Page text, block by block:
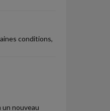
conditions,
nouveau